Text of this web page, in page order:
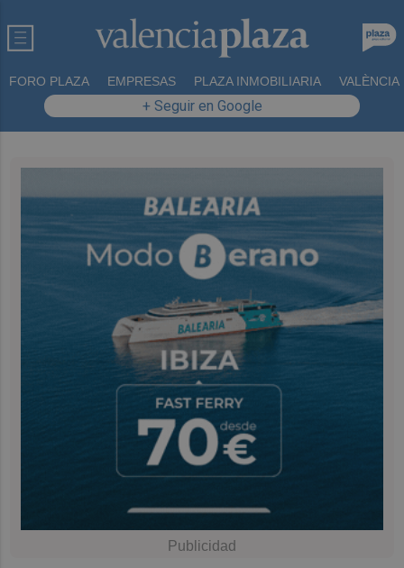
FORO PLAZA EMPRESAS PLAZA INMOBILIARIA VALÈNCIA
+ Seguir en Google